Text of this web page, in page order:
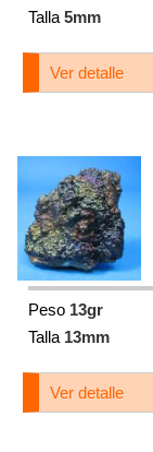
Talla 5mm
Ver detalle
Peso 13gr
Talla 13mm
Ver detalle